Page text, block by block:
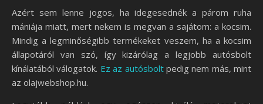
Azért sem lenne jogos, ha idegesednék a párom ruha
mániája miatt, mert nekem is megvan a sajátom: a kocsim.
Mindig a legminőségibb termékeket veszem, ha a kocsim
állapotáról van szó, így kizárólag a legjobb autósbolt
kínálatából válogatok. Ez az autósboltpedig nem más, mint
az olajwebshop.hu.